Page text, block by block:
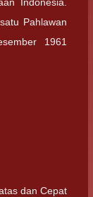
Indonesia.
Pahlawan
1961
dan Cepat